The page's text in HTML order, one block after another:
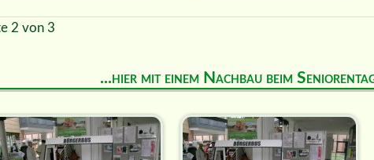
2 von 3
...hier mit einem Nachbau beim